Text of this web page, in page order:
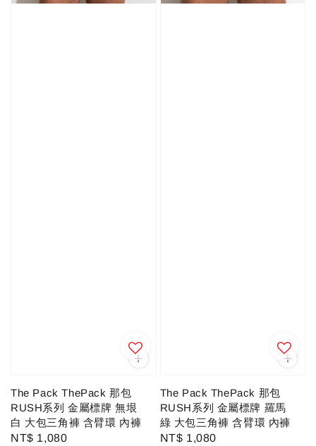
The Pack ThePack 那包
RUSH系列 金屬標牌 無垠
白 大包三角褲 含臂環 內褲
Regular
NT$ 1,080
The Pack ThePack 那包
RUSH系列 金屬標牌 羅馬
綠 大包三角褲 含臂環 內褲
Regular
NT$ 1,080